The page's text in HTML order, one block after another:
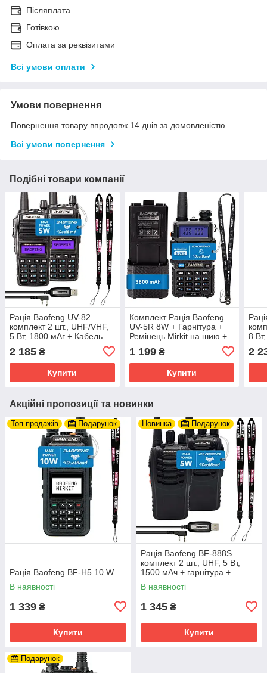
Післяплата
Готівкою
Оплата за реквізитами
Всі умови оплати
Умови повернення
Повернення товару впродовж 14 днів за домовленістю
Всі умови повернення
Подібні товари компанії
Рація Baofeng UV-82
комплект 2 шт., UHF/VHF,
5 Вт, 1800 мАг + Кабель
Ремінець на шию
2 185 ₴
Купити
Комплект Рація Baofeng
UV-5R 8W + Гарнітура +
Ремінець Mirkit на шию +
Baofeng BL-5 3800
1 199₴
Купити
8
2
Акційні пропозиції та новинки
Топ продажів Подарунок
Рація Baofeng BF-H5 10 W
В наявності
1 339 ₴
Купити
Новинка Подарунок
Рація Baofeng BF-888S
комплект 2 шт., UHF, 5 Вт,
1500 мАч + гарнітура +
Кабель для програмування
В наявності
1 345 ₴
Купити
Подарунок